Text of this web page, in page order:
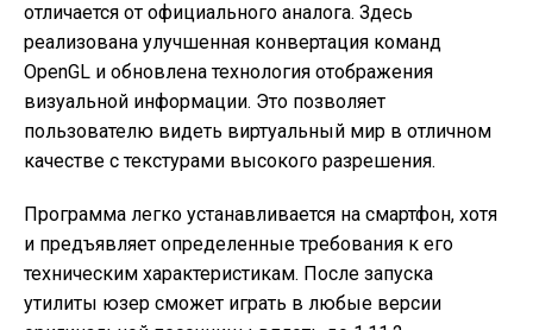
отличается от официального аналога. Здесь
реализована улучшенная конвертация команд
OpenGL и обновлена технология отображения
визуальной информации. Это позволяет
пользователю видеть виртуальный мир в отличном
качестве с текстурами высокого разрешения.
Программа легко устанавливается на смартфон, хотя
и предъявляет определенные требования к его
техническим характеристикам. После запуска
утилиты юзер сможет играть в любые версии